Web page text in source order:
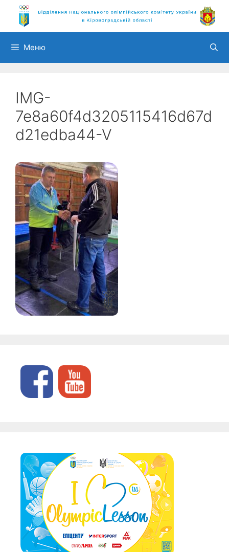
Перейти
вмісту
Меню
IMG-
7e8a60f4d3205115416d67d
d21edba44-V